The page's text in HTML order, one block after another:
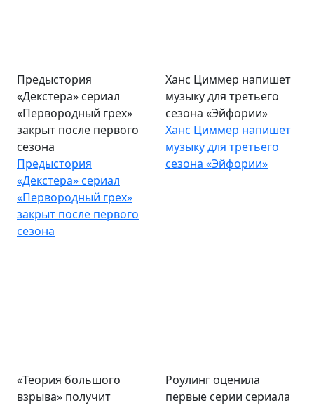
Предыстория
«Декстера» сериал
«Первородный грех»
закрыт после первого
сезона
Предыстория
«Декстера» сериал
«Первородный грех»
закрыт после первого
сезона
Ханс Циммер напишет
музыку для третьего
сезона «Эйфории»
Ханс Циммер напишет
музыку для третьего
сезона «Эйфории»
«Теория большого
взрыва» получит
Роулинг оценила
первые серии сериала